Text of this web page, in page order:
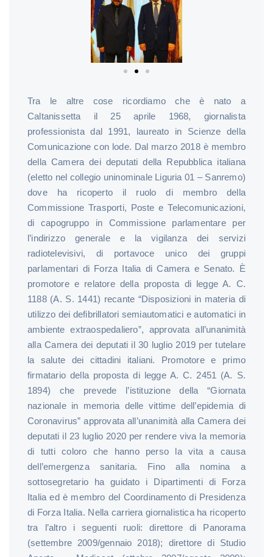
Tra le altre cose ricordiamo che è nato a
Caltanissetta il 25 aprile 1968, giornalista
professionista dal 1991, laureato in Scienze della
Comunicazione con lode. Dal marzo 2018 è membro
della Camera dei deputati della Repubblica italiana
(eletto nel collegio uninominale Liguria 01 – Sanremo)
dove ha ricoperto il ruolo di membro della
Commissione Trasporti, Poste e Telecomunicazioni,
di capogruppo in Commissione parlamentare per
l’indirizzo generale e la vigilanza dei servizi
radiotelevisivi, di portavoce unico dei gruppi
parlamentari di Forza Italia di Camera e Senato. È
promotore e relatore della proposta di legge A. C.
1188 (A. S. 1441) recante “Disposizioni in materia di
utilizzo dei defibrillatori semiautomatici e automatici in
ambiente extraospedaliero”, approvata all’unanimità
alla Camera dei deputati il 30 luglio 2019 per tutelare
la salute dei cittadini italiani. Promotore e primo
firmatario della proposta di legge A. C. 2451 (A. S.
1894) che prevede l’istituzione della “Giornata
nazionale in memoria delle vittime dell’epidemia di
Coronavirus” approvata all’unanimità alla Camera dei
deputati il 23 luglio 2020 per rendere viva la memoria
di tutti coloro che hanno perso la vita a causa
dell’emergenza sanitaria. Fino alla nomina a
sottosegretario ha guidato i Dipartimenti di Forza
Italia ed è membro del Coordinamento di Presidenza
di Forza Italia. Nella carriera giornalistica ha ricoperto
tra l’altro i seguenti ruoli: direttore di Panorama
(settembre 2009/gennaio 2018); direttore di Studio